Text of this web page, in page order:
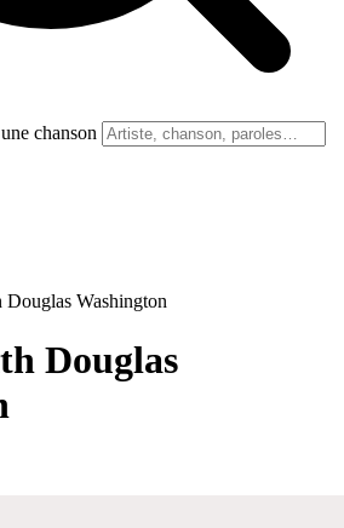
chanson
Douglas Washington
Douglas